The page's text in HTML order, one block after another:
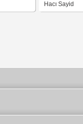
Hacı Sayid